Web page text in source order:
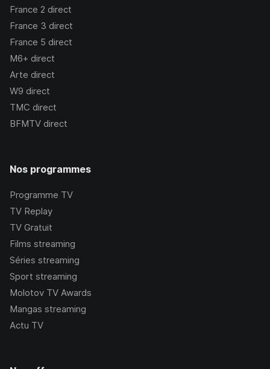
France 2 direct
France 3 direct
France 5 direct
M6+ direct
Arte direct
W9 direct
TMC direct
BFMTV direct
Nos programmes
Programme TV
TV Replay
TV Gratuit
Films streaming
Séries streaming
Sport streaming
Molotov TV Awards
Mangas streaming
Actu TV